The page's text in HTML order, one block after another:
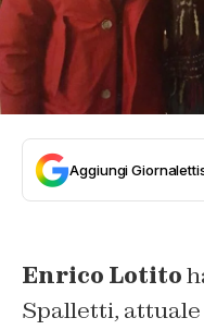
Aggiungi
Enrico Lotito
Spalletti, attuale